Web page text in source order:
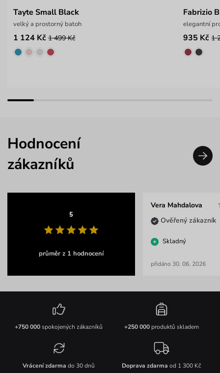
Tayte Small Black
velký a prostorný batoh
1 124 Kč 1 499 Kč
Fabrizio
elegantní
935 Kč 1
Hodnocení
zákazníků
5
průměr z 1 hodnocení
Vera Mahdalova
Ověřený zákazník
Skladný
přidáno 30. 06. 2026
+750 000spokojených zákazníků +250 000produktů skladem
Vrácení zdarma do 30 dnů Doprava zdarma od 1 300 Kč